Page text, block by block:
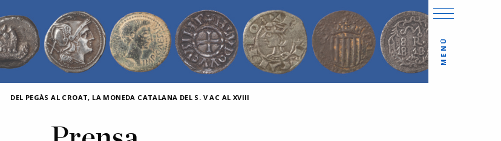
MENÚ
DEL PEGÀS AL CROAT, LA MONEDA CATALANA DEL S. V AC AL XVIII